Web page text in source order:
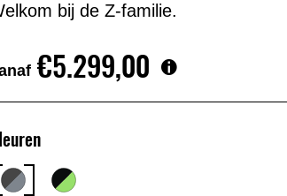
bij de Z-familie.
€5.299,00